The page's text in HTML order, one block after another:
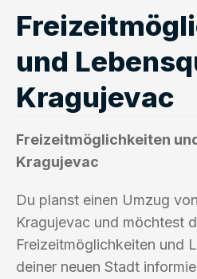
und
Kragujevac
Freizeitmöglichkeiten
Kragujevac
Du planst einen Umzug
Kragujevac und möchtest
Freizeitmöglichkeiten und
deiner neuen Stadt